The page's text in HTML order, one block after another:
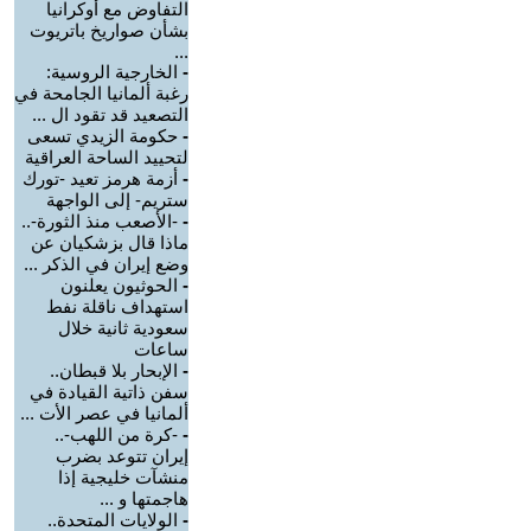
التفاوض مع أوكرانيا
بشأن صواريخ باتريوت
...
- الخارجية الروسية:
رغبة ألمانيا الجامحة في
التصعيد قد تقود ال ...
- حكومة الزيدي تسعى
لتحييد الساحة العراقية
- أزمة هرمز تعيد -تورك
ستريم- إلى الواجهة
- -الأصعب منذ الثورة-..
ماذا قال بزشكيان عن
وضع إيران في الذكر ...
- الحوثيون يعلنون
استهداف ناقلة نفط
سعودية ثانية خلال
ساعات
- الإبحار بلا قبطان..
سفن ذاتية القيادة في
ألمانيا في عصر الأت ...
- -كرة من اللهب-..
إيران تتوعد بضرب
منشآت خليجية إذا
هاجمتها و ...
- الولايات المتحدة..